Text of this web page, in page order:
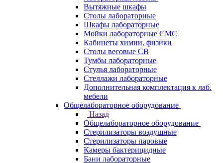
Вытяжные шкафы
Столы лабораторные
Шкафы лабораторные
Мойки лабораторные СМС
Кабинеты химии, физики
Столы весовые СВ
Тумбы лабораторные
Стулья лабораторные
Стеллажи лабораторные
Дополнительная комплектация к лаб.
мебели
Общелабораторное оборудование
Назад
Общелабораторное оборудование
Стерилизаторы воздушные
Стерилизаторы паровые
Камеры бактерицидные
Бани лабораторные